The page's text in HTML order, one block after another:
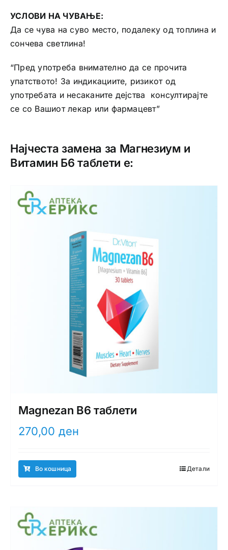
УСЛОВИ НА ЧУВАЊЕ:
Да се чува на суво место, подалеку од топлина и
сончева светлина!
“Пред употреба внимателно да се прочита
упатството! За индикациите, ризикот од
употребата и несаканите дејства консултирајте
се со Вашиот лекар или фармацевт”
Најчеста замена за Магнезиум и
Витамин Б6 таблети е:
Magnezan B6 таблети
270,00 ден
Во кошница Детали